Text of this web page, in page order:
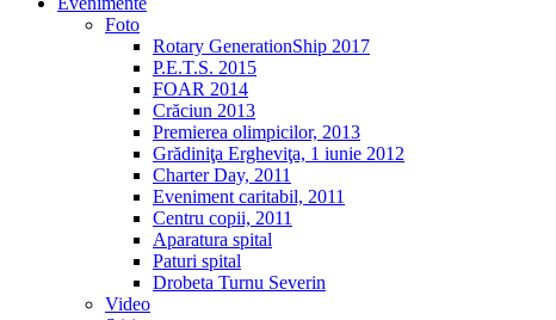
Foto
Rotary GenerationShip 2017
P.E.T.S. 2015
FOAR 2014
Crăciun 2013
Premierea olimpicilor, 2013
Grădiniţa Ergheviţa, 1 iunie 2012
Charter Day, 2011
Eveniment caritabil, 2011
Centru copii, 2011
Aparatura spital
Paturi spital
Drobeta Turnu Severin
Video